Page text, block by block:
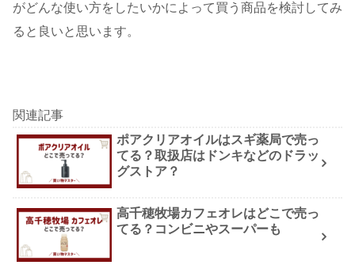
がどんな使い方をしたいかによって買う商品を検討してみ
ると良いと思います。
関連記事
ポアクリアオイルはスギ薬局で売っ
てる？取扱店はドンキなどのドラッ
グストア？
高千穂牧場カフェオレはどこで売っ
てる？コンビニやスーパーも